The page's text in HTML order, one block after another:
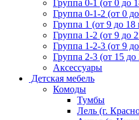
Группа 0-1 (от 0 до
Группа 0-1-2 (от 0
Группа 1 (от 9 до 18
Группа 1-2 (от 9 до
Группа 1-2-3 (от 9
Группа 2-3 (от 15 до
Аксессуары
Детская мебель
Комоды
Тумбы
Лель (г.